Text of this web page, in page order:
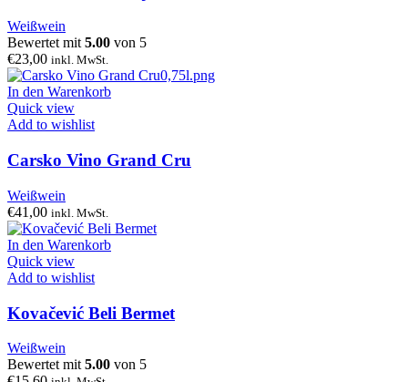
Weißwein
Bewertet mit 5.00 von 5
€23,00 inkl. MwSt.
In den Warenkorb
Quick view
Add to wishlist
Carsko Vino Grand Cru
Weißwein
€41,00 inkl. MwSt.
In den Warenkorb
Quick view
Add to wishlist
Kovačević Beli Bermet
Weißwein
Bewertet mit 5.00 von 5